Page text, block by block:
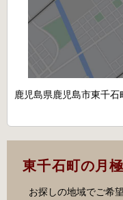
鹿児島県鹿児島市東千石
東千石町の月
お探しの地域でご希